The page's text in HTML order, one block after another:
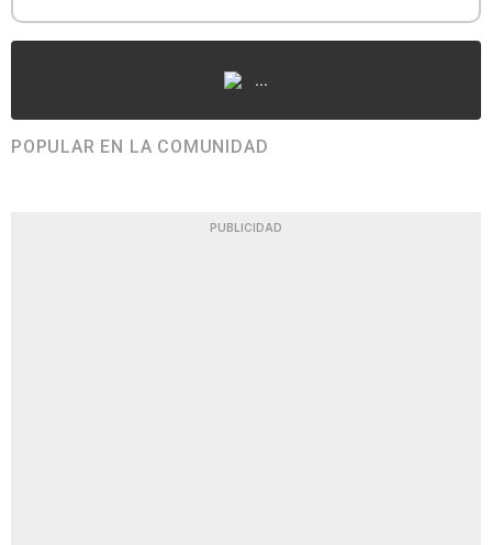
...
POPULAR EN LA COMUNIDAD
PUBLICIDAD